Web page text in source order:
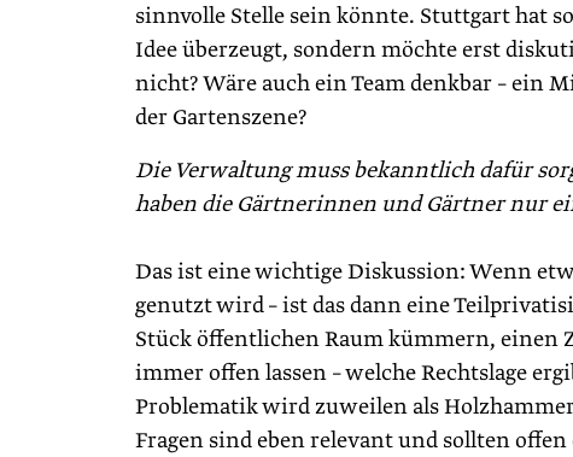
sinnvolle Stelle sein könnte. Stuttgart hat
Idee überzeugt, sondern möchte erst
nicht? Wäre auch ein Team denkbar – ein
der Gartenszene?
Die Verwaltung muss bekanntlich dafür
haben die Gärtnerinnen und Gärtner nur
Das ist eine wichtige Diskussion: Wenn
genutzt wird – ist das dann eine
Stück öffentlichen Raum kümmern, einen
immer offen lassen – welche Rechtslage
Problematik wird zuweilen als
Fragen sind eben relevant und sollten